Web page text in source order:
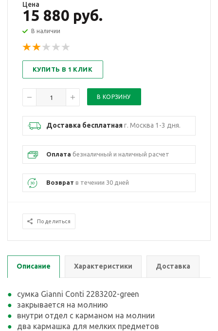
Цена
15 880 руб.
В наличии
КУПИТЬ В 1 КЛИК
Доставка бесплатнаяг. Москва 1-3 дня.
Оплата безналичный и наличный расчет
Возврат в течении 30 дней
Поделиться
Описание Характеристики Доставка
сумка Gianni Conti 2283202-green
закрывается на молнию
внутри отдел с карманом на молнии
два кармашка для мелких предметов